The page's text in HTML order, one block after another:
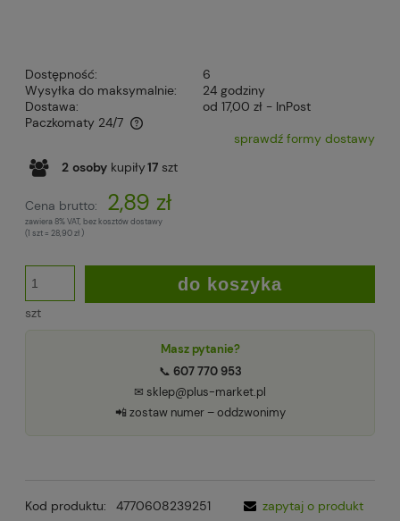
Dostępność:
6
Wysyłka do maksymalnie:
24 godziny
Dostawa:
od 17,00 zł - InPost
Paczkomaty 24/7
Cena nie zawiera ewentualnych kosztów płatnościsprawdź formy dostawy
2 osoby kupiły17 szt
Cena brutto: 2,89 zł
zawiera 8% VAT, bez kosztów dostawy
(1 szt= 28,90 zł )
szt
do koszyka
Masz pytanie?
📞 607 770 953
✉ sklep@plus-market.pl
📲 zostaw numer – oddzwonimy
Kod produktu: 4770608239251
zapytaj o produkt